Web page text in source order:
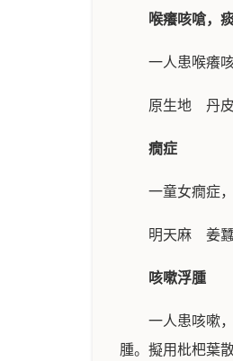
喉癢咳嗆，
一人患喉癢
原生地 丹
癇症
一童女癇症
明天麻 姜
咳嗽浮腫
一人患咳嗽
腫。擬用枇杷葉散